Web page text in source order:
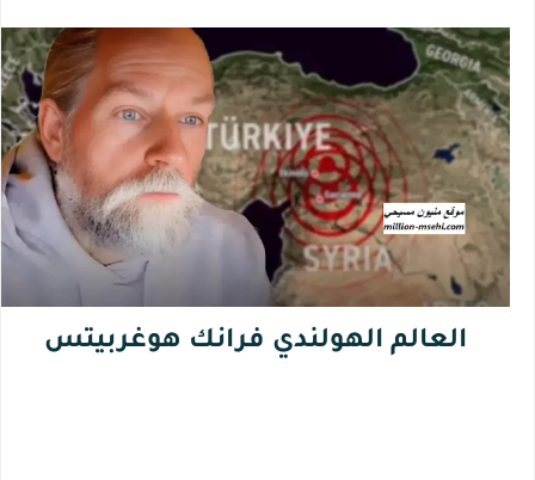
العالم الهولندي فرانك هوغربيتس